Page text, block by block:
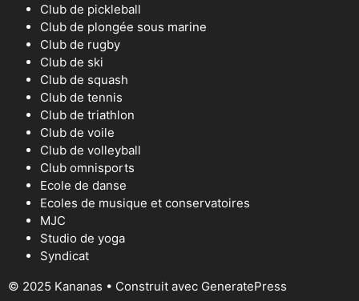
Club de pickleball
Club de plongée sous marine
Club de rugby
Club de ski
Club de squash
Club de tennis
Club de triathlon
Club de voile
Club de volleyball
Club omnisports
Ecole de danse
Ecoles de musique et conservatoires
MJC
Studio de yoga
Syndicat
© 2025 Kananas • Construit avec GeneratePress